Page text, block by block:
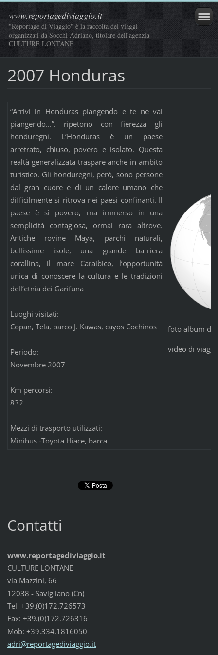
www.reportagediviaggio.it
"Reportage di Viaggio" è la raccolta dei viaggi
organizzati da Socchi Adriano, titolare dell'agenzia
CULTURE LONTANE
2007 Honduras
“Arrivi in Honduras piangendo e te ne vai
piangendo...”. ripetono con fierezza gli
honduregni. L’Honduras è un paese
arretrato, chiuso, povero e isolato. Questa
realtà generalizzata traspare anche in ambito
turistico. Gli honduregni, però, sono persone
dal gran cuore e di un calore umano che
difficilmente si ritrova nei paesi confinanti. Il
paese è sì povero, ma immerso in una
semplicità contagiosa, ormai rara altrove.
Antiche rovine Maya, parchi naturali,
bellissime isole, una grande barriera
corallina, il mare Caraibico, l’opportunità
unica di conoscere la cultura e le tradizioni
dell’etnia dei Garifuna
Luoghi visitati:
Copan, Tela, parco J. Kawas, cayos Cochinos
Periodo:
Novembre 2007
Km percorsi:
832
Mezzi di trasporto utilizzati:
Minibus -Toyota Hiace, barca
foto album di
video di
Contatti
www.reportagediviaggio.it
CULTURE LONTANE
via Mazzini, 66
12038 - Savigliano (Cn)
Tel: +39.(0)172.726573
Fax: +39.(0)172.726316
Mob: +39.334.1816050
adri@reportagediviaggio.it